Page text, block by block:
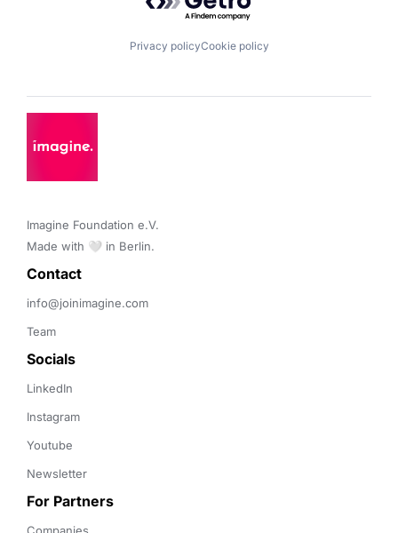
Privacy policyCookie policy
Imagine Foundation e.V.
Made with 🤍 in Berlin.
Contact
info@joinimagine.com
Team
Socials
LinkedIn
Instagram
Youtube
Newsletter
For Partners